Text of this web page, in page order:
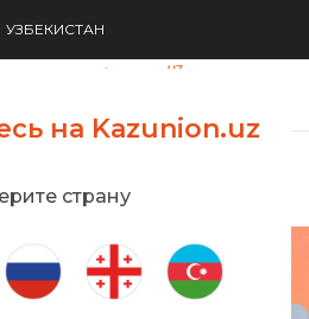
на Kazunion.uz
страну
УЗБЕКИСТАН
Kazunion
Posted by Kazunion